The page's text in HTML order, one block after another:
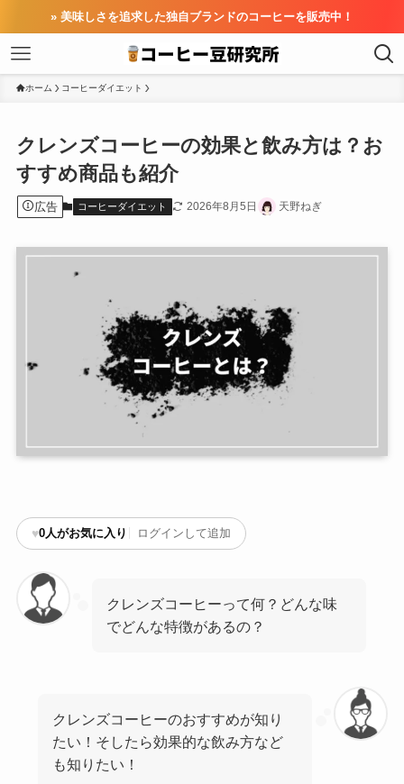
» 美味しさを追求した独自ブランドのコーヒーを販売中！
ホーム コーヒーダイエット
クレンズコーヒーの効果と飲み方は？お
すすめ商品も紹介
広告 コーヒーダイエット 2026年8月5日 天野ねぎ
♥0人がお気に入り ログインして追加
クレンズコーヒーって何？どんな味
でどんな特徴があるの？
クレンズコーヒーのおすすめが知り
たい！そしたら効果的な飲み方など
も知りたい！